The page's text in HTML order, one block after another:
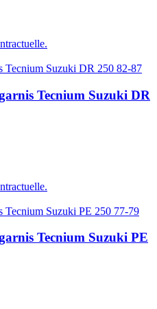
Tecnium Suzuki DR
Tecnium Suzuki PE